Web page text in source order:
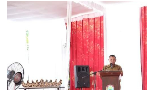
TANGGAMUS
PRINGSEWU
LAMPUNG
LAMPUNG
METRO
DPRD
PESAWARAN
JAWAB
JAKARTA